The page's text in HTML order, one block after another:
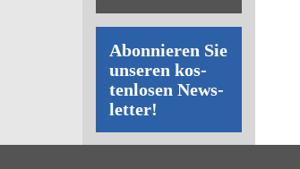
Abon­nie­ren Sie
un­se­ren kos­
ten­lo­sen News­
let­ter!